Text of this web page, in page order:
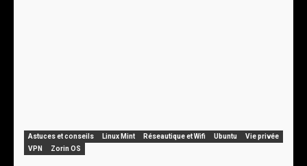
Astuces et conseils Linux Mint Réseautique et Wifi Ubuntu
Vie privée
VPN
Zorin OS